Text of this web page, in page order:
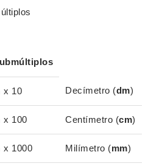
x 10 Decímetro (dm)
x 100 Centímetro (cm)
x 1000 Milímetro (mm)